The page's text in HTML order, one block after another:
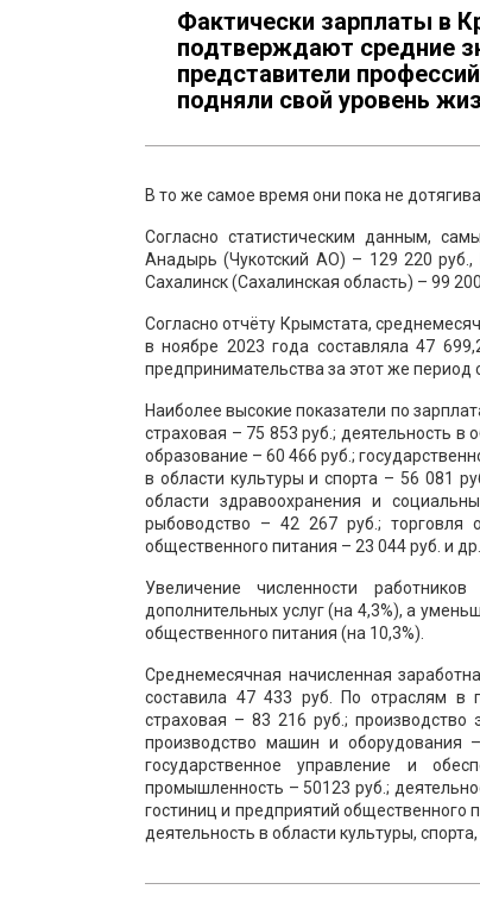
Фактически зарплаты в
подтверждают средние
представители
подняли свой уровень
В то же самое время они пока не
Согласно статистическим данным,
Анадырь (Чукотский АО) – 129 220
Сахалинск (Сахалинская область) – 99
Согласно отчёту Крымстата,
в ноябре 2023 года составляла 47
предпринимательства за этот же период
Наиболее высокие показатели по
страховая – 75 853 руб.; деятельность в
образование – 60 466 руб.;
в области культуры и спорта – 56 081
области здравоохранения и
рыбоводство – 42 267 руб.; торговля
общественного питания – 23 044 руб. и др.
Увеличение численности
дополнительных услуг (на 4,3%), а
общественного питания (на 10,3%).
Среднемесячная начисленная
составила 47 433 руб. По отраслям в
страховая – 83 216 руб.; производство
производство машин и оборудования
государственное управление и
промышленность – 50123 руб.;
гостиниц и предприятий общественного
деятельность в области культуры,